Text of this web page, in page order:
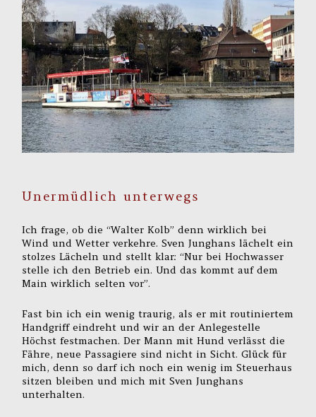
Unermüdlich unterwegs
Ich frage, ob die “Walter Kolb” denn wirklich bei
Wind und Wetter verkehre. Sven Junghans lächelt ein
stolzes Lächeln und stellt klar: “Nur bei Hochwasser
stelle ich den Betrieb ein. Und das kommt auf dem
Main wirklich selten vor”.
Fast bin ich ein wenig traurig, als er mit routiniertem
Handgriff eindreht und wir an der Anlegestelle
Höchst festmachen. Der Mann mit Hund verlässt die
Fähre, neue Passagiere sind nicht in Sicht. Glück für
mich, denn so darf ich noch ein wenig im Steuerhaus
sitzen bleiben und mich mit Sven Junghans
unterhalten.